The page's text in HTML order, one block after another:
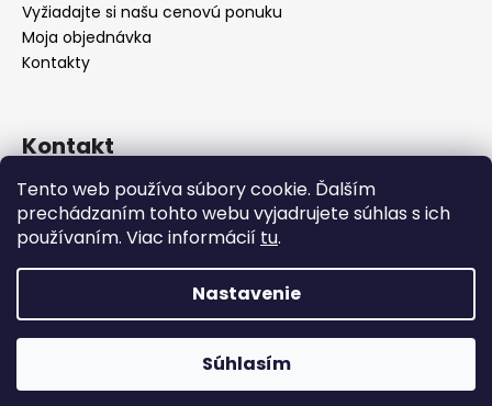
Tento web používa súbory cookie. Ďalším
prechádzaním tohto webu vyjadrujete súhlas s ich
používaním. Viac informácií tu.
Nastavenie
Súhlasím
Zariaďujete hotel, reštauráciu alebo kaviareň? Pri väčšom
odbere vám radi pripravíme cenovú ponuku na mieru –
Vyžiadajte si našu cenovú ponuku
Moja objednávka
Kontakty
Kontakt
info@seevey.sk
+421 907 167 346
+421 911 387 731
Vytvoril Shoptet
SEEVEY s.r.o.. Všetky práva vyhradené.